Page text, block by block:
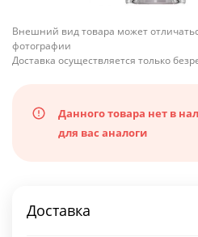
Внешний вид товара может
фотографии
Доставка осуществляется только
Данного товара нет в
для вас аналоги
Доставка